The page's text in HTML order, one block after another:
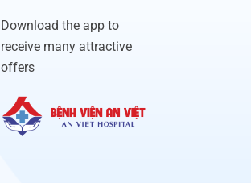
Download the app to
receive many attractive
offers